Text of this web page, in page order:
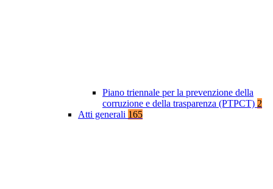
Piano triennale per la prevenzione della
corruzione e della trasparenza (PTPCT) 2
Atti generali 165